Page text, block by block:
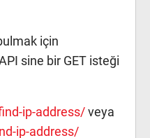
için
sine bir GET isteği
ip-address/veya
ip-address/